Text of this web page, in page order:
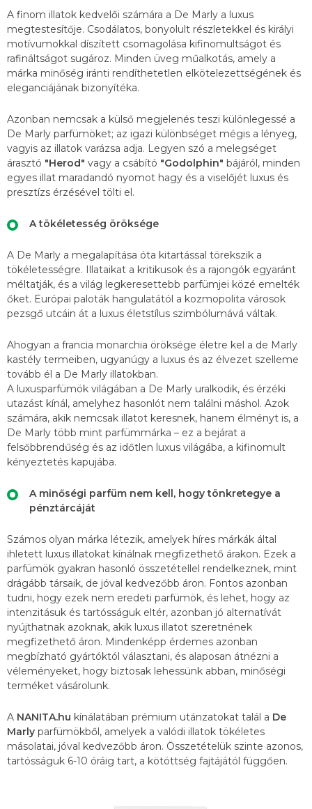
A finom illatok kedvelői számára a De Marly a luxus
megtestesítője. Csodálatos, bonyolult részletekkel és királyi
motívumokkal díszített csomagolása kifinomultságot és
rafináltságot sugároz. Minden üveg műalkotás, amely a
márka minőség iránti rendíthetetlen elkötelezettségének és
eleganciájának bizonyítéka.
Azonban nemcsak a külső megjelenés teszi különlegessé a
De Marly parfümöket; az igazi különbséget mégis a lényeg,
vagyis az illatok varázsa adja. Legyen szó a melegséget
árasztó "Herod" vagy a csábító "Godolphin" bájáról, minden
egyes illat maradandó nyomot hagy és a viselőjét luxus és
presztízs érzésével tölti el.
A tökéletesség öröksége
A De Marly a megalapítása óta kitartással törekszik a
tökéletességre. Illataikat a kritikusok és a rajongók egyaránt
méltatják, és a világ legkeresettebb parfümjei közé emelték
őket. Európai paloták hangulatától a kozmopolita városok
pezsgő utcáin át a luxus életstílus szimbólumává váltak.
Ahogyan a francia monarchia öröksége életre kel a de Marly
kastély termeiben, ugyanúgy a luxus és az élvezet szelleme
tovább él a De Marly illatokban.
A luxusparfümök világában a De Marly uralkodik, és érzéki
utazást kínál, amelyhez hasonlót nem találni máshol. Azok
számára, akik nemcsak illatot keresnek, hanem élményt is, a
De Marly több mint parfümmárka – ez a bejárat a
felsőbbrendűség és az időtlen luxus világába, a kifinomult
kényeztetés kapujába.
A minőségi parfüm nem kell, hogy tönkretegye a
pénztárcáját
Számos olyan márka létezik, amelyek híres márkák által
ihletett luxus illatokat kínálnak megfizethető árakon. Ezek a
parfümök gyakran hasonló összetétellel rendelkeznek, mint
drágább társaik, de jóval kedvezőbb áron. Fontos azonban
tudni, hogy ezek nem eredeti parfümök, és lehet, hogy az
intenzitásuk és tartósságuk eltér, azonban jó alternatívát
nyújthatnak azoknak, akik luxus illatot szeretnének
megfizethető áron. Mindenképp érdemes azonban
megbízható gyártóktól választani, és alaposan átnézni a
véleményeket, hogy biztosak lehessünk abban, minőségi
terméket vásárolunk.
A NANITA.hu kínálatában prémium utánzatokat talál a De
Marly parfümökből, amelyek a valódi illatok tökéletes
másolatai, jóval kedvezőbb áron. Összetételük szinte azonos,
tartósságuk 6-10 óráig tart, a kötöttség fajtájától függően.